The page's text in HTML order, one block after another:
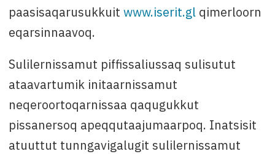
paasisaqarusukkuit www.iserit.glqimerloorn
eqarsinnaavoq.
Sulilernissamut piffissaliussaq sulisutut
ataavartumik initaarnissamut
neqeroortoqarnissaa qaqugukkut
pissanersoq apeqqutaajumaarpoq. Inatsisit
atuuttut tunngavigalugit sulilernissamut